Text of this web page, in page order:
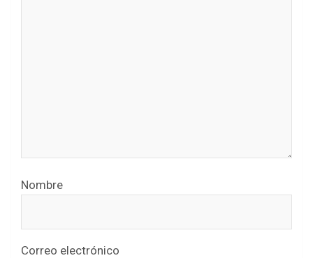
Nombre
Correo electrónico